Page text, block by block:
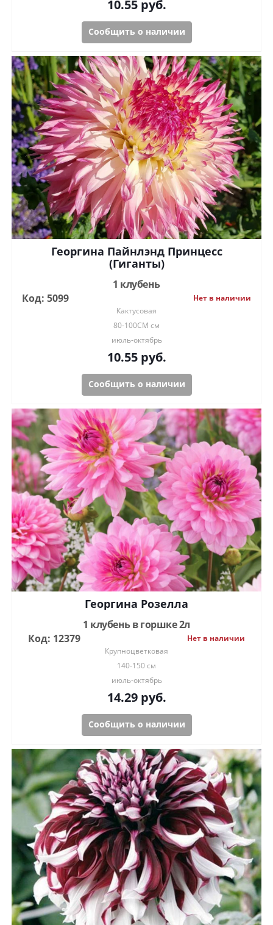
10.55руб.
Сообщить о наличии
Георгина Пайнлэнд Принцесс
(Гиганты)
1 клубень
Код: 5099
Нет в наличии
Кактусовая
80-100СМ см
июль-октябрь
10.55руб.
Сообщить о наличии
Георгина Розелла
1 клубень в горшке 2л
Код: 12379
Нет в наличии
Крупноцветковая
140-150 см
июль-октябрь
14.29руб.
Сообщить о наличии